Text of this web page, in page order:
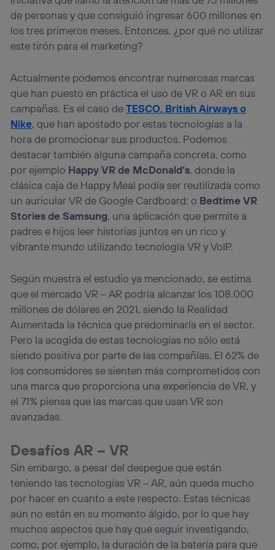
de personas y que consiguió ingresar 600 millones en
los tres primeros meses. Entonces, ¿por qué no utilizar
este tirón para el marketing?
Actualmente podemos encontrar numerosas marcas
que han puesto en práctica el uso de VR o AR en sus
campañas. Es el caso deTESCO, British Airways o
Nike, que han apostado por estas tecnologías a la
hora de promocionar sus productos. Podemos
destacar también alguna campaña concreta, como
por ejemplo Happy VR de McDonald’s, donde la
clásica caja de Happy Meal podía ser reutilizada como
un auricular VR de Google Cardboard; o Bedtime VR
Stories de Samsung, una aplicación que permite a
padres e hijos leer historias juntos en un rico y
vibrante mundo utilizando tecnología VR y VoIP.
Según muestra el estudio ya mencionado, se estima
que el mercado VR – AR podría alcanzar los 108.000
millones de dólares en 2021, siendo la Realidad
Aumentada la técnica que predominaría en el sector.
Pero la acogida de estas tecnologías no sólo está
siendo positiva por parte de las compañías. El 62% de
los consumidores se sienten más comprometidos con
una marca que proporciona una experiencia de VR, y
el 71% piensa que las marcas que usan VR son
avanzadas.
Desafíos AR – VR
Sin embargo, a pesar del despegue que están
teniendo las tecnologías VR – AR, aún queda mucho
por hacer en cuanto a este respecto. Estas técnicas
aún no están en su momento álgido, por lo que hay
muchos aspectos que hay que seguir investigando,
como, por ejemplo, la duración de la batería para que